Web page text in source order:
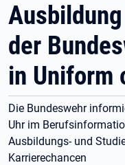
der
in Uniform
Die Bundeswehr
Uhr im
Ausbildungs- und
Karrierechancen